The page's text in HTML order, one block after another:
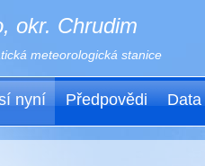
okr. Chrudim
meteorologická stanice
nyní Předpovědi Data